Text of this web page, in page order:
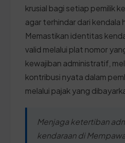
krusial bagi setiap pemilik
agar terhindar dari kendala
Memastikan identitas
valid melalui plat nomor
kewajiban administratif,
kontribusi nyata dalam
melalui pajak yang
Menjaga ketertiban
kendaraan di